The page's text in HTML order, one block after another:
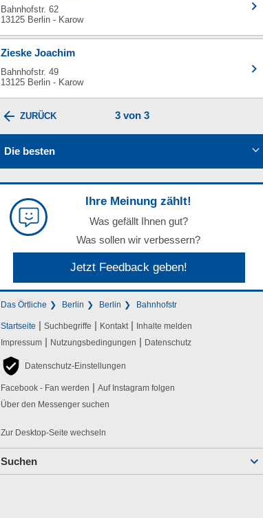
Bahnhofstr. 62
13125 Berlin - Karow
Zieske Joachim
Bahnhofstr. 49
13125 Berlin - Karow
ZURÜCK 3 von 3
Die besten
Ihre Meinung zählt!
Was gefällt Ihnen gut?
Was sollen wir verbessern?
Jetzt Feedback geben!
Das Örtliche Berlin Berlin Bahnhofstr
Startseite | Suchbegriffe | Kontakt | Inhalte melden
Impressum | Nutzungsbedingungen | Datenschutz
Datenschutz-Einstellungen
Facebook - Fan werden | Auf Instagram folgen
Über den Messenger suchen
Zur Desktop-Seite wechseln
Suchen